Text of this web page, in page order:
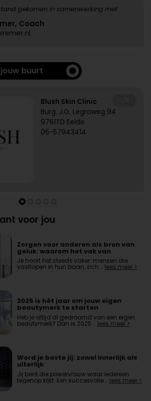
gekomen in samenwerking met:
Coach
buurt
Blush Skin Clinic
Burg. J.G. Legroweg 94
9761TD Eelde
06-57943414
voor jou
Zorgen voor anderen als bron van
geluk: waarom het vak van
zorgverlener zo voldoening geeft
Je hoort het steeds vaker: mensen die
vastlopen in hun baan, zich … lees meer >
2025 is hét jaar om jouw eigen
beautymerk te starten
Heb je altijd al gedroomd van een eigen
beautymerk? Dan is 2025 … lees meer >
Word je beste jij: zowel innerlijk als
uiterlijk
Jij bent die powervrouw waar iedereen
tegenop kijkt. Een succesvolle … lees meer >